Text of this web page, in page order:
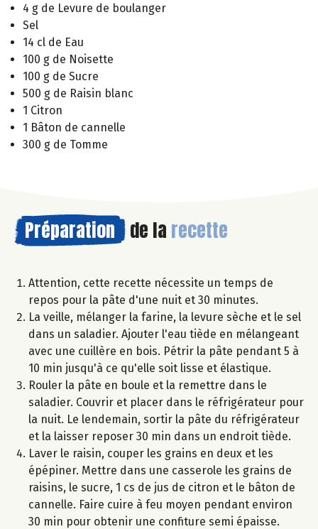
4 g de Levure de boulanger
Sel
14 cl de Eau
100 g de Noisette
100 g de Sucre
500 g de Raisin blanc
1 Citron
1 Bâton de cannelle
300 g de Tomme
Préparation de la recette
Attention, cette recette nécessite un temps de
repos pour la pâte d'une nuit et 30 minutes.
La veille, mélanger la farine, la levure sèche et le sel
dans un saladier. Ajouter l'eau tiède en mélangeant
avec une cuillère en bois. Pétrir la pâte pendant 5 à
10 min jusqu'à ce qu'elle soit lisse et élastique.
Rouler la pâte en boule et la remettre dans le
saladier. Couvrir et placer dans le réfrigérateur pour
la nuit. Le lendemain, sortir la pâte du réfrigérateur
et la laisser reposer 30 min dans un endroit tiède.
Laver le raisin, couper les grains en deux et les
épépiner. Mettre dans une casserole les grains de
raisins, le sucre, 1 cs de jus de citron et le bâton de
cannelle. Faire cuire à feu moyen pendant environ
30 min pour obtenir une confiture semi épaisse.